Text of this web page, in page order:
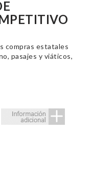
compras estatales
pasajes y viáticos,